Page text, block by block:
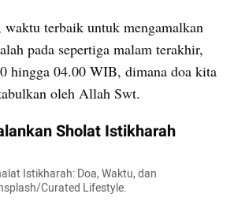
terbaik untuk mengamalkan
pada sepertiga malam terakhir,
hingga 04.00 WIB, dimana doa kita
oleh Allah Swt.
Sholat Istikharah
Istikharah: Doa, Waktu, dan
Curated Lifestyle.